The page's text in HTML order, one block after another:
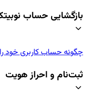
بازگشایی حساب
چگونه حساب کاربری خود را
ثبت‌نام و احراز هویت